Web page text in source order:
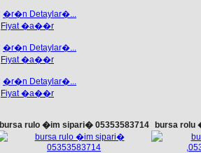
�r�n Detaylar�...
Fiyat �a��r
�r�n Detaylar�...
Fiyat �a��r
�r�n Detaylar�...
Fiyat �a��r
bursa rulo �im sipari� 05353583714 bursa rolu